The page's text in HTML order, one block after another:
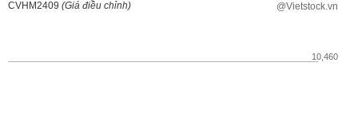
ngành
So
CVHM2409 (Giá điều chỉnh) @Vietstock.vn
10,460